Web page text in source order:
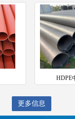
HDPE
更多信息